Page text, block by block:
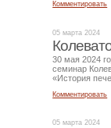
Комментировать
05 марта 2024
30 мая 2024
семинар
«История
Комментировать
05 марта 2024